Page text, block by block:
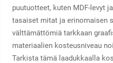
puutuotteet, kuten MDF-levyt
tasaiset mitat ja erinomaisen
välttämättömiä tarkkaan
materiaalien kosteusniveau
Tarkista tämä laadukkaalla